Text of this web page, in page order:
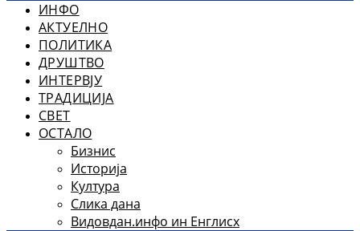
ИНФО
АКТУЕЛНО
ПОЛИТИКА
ДРУШТВО
ИНТЕРВЈУ
ТРАДИЦИЈА
СВЕТ
ОСТАЛО
Бизнис
Историја
Култура
Слика дана
Видовдан.инфо ин Енглисх